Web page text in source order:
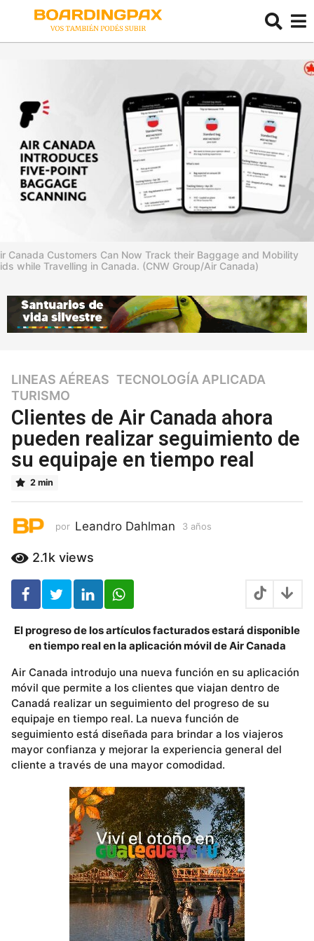
Canada Customers Can Now Track their Baggage and Mobility
while Travelling in Canada. (CNW Group/Air Canada)
3
a
ñ
o
s
3
ñ
s
LINEAS AÉREAS ,TECNOLOGÍA APLICADA
TURISMO
Clientes de Air Canada ahora
pueden realizar seguimiento de
su equipaje en tiempo real
2 min
por Leandro Dahlman 3 años
2.1k views
El progreso de los artículos facturados estará disponible
en tiempo real en la aplicación móvil de Air Canada
Air Canada introdujo una nueva función en su aplicación
móvil que permite a los clientes que viajan dentro de
Canadá realizar un seguimiento del progreso de su
equipaje en tiempo real. La nueva función de
seguimiento está diseñada para brindar a los viajeros
mayor confianza y mejorar la experiencia general del
cliente a través de una mayor comodidad.